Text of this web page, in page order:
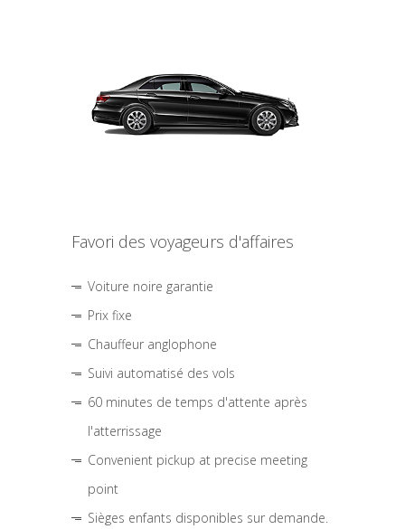
Favori des voyageurs d'affaires
Voiture noire garantie
Prix fixe
Chauffeur anglophone
Suivi automatisé des vols
60 minutes de temps d'attente après
l'atterrissage
Convenient pickup at precise meeting
point
Sièges enfants disponibles sur demande.